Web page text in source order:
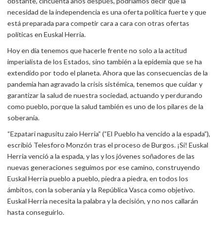
necesidad de la independencia es una oferta política fuerte y que
está preparada para competir cara a cara con otras ofertas
políticas en Euskal Herria.
Hoy en día tenemos que hacerle frente no solo a la actitud
imperialista de los Estados, sino también a la epidemia que se ha
extendido por todo el planeta. Ahora que las consecuencias de la
pandemia han agravado la crisis sistémica, tenemos que cuidar y
garantizar la salud de nuestra sociedad, actuando y perdurando
como pueblo, porque la salud también es uno de los pilares de la
soberanía.
“Ezpatari nagusitu zaio Herria” (“El Pueblo ha vencido a la espada”),
escribió Telesforo Monzón tras el proceso de Burgos. ¡Sí! Euskal
Herria venció a la espada, y las y los jóvenes soñadores de las
nuevas generaciones seguimos por ese camino, construyendo
Euskal Herria pueblo a pueblo, piedra a piedra, en todos los
ámbitos, con la soberanía y la República Vasca como objetivo.
Euskal Herria necesita la palabra y la decisión, y no nos callarán
hasta conseguirlo.